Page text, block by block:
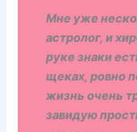
Мне уже
астролог, и
руке знаки
щеках, ровно
жизнь очень
завидую